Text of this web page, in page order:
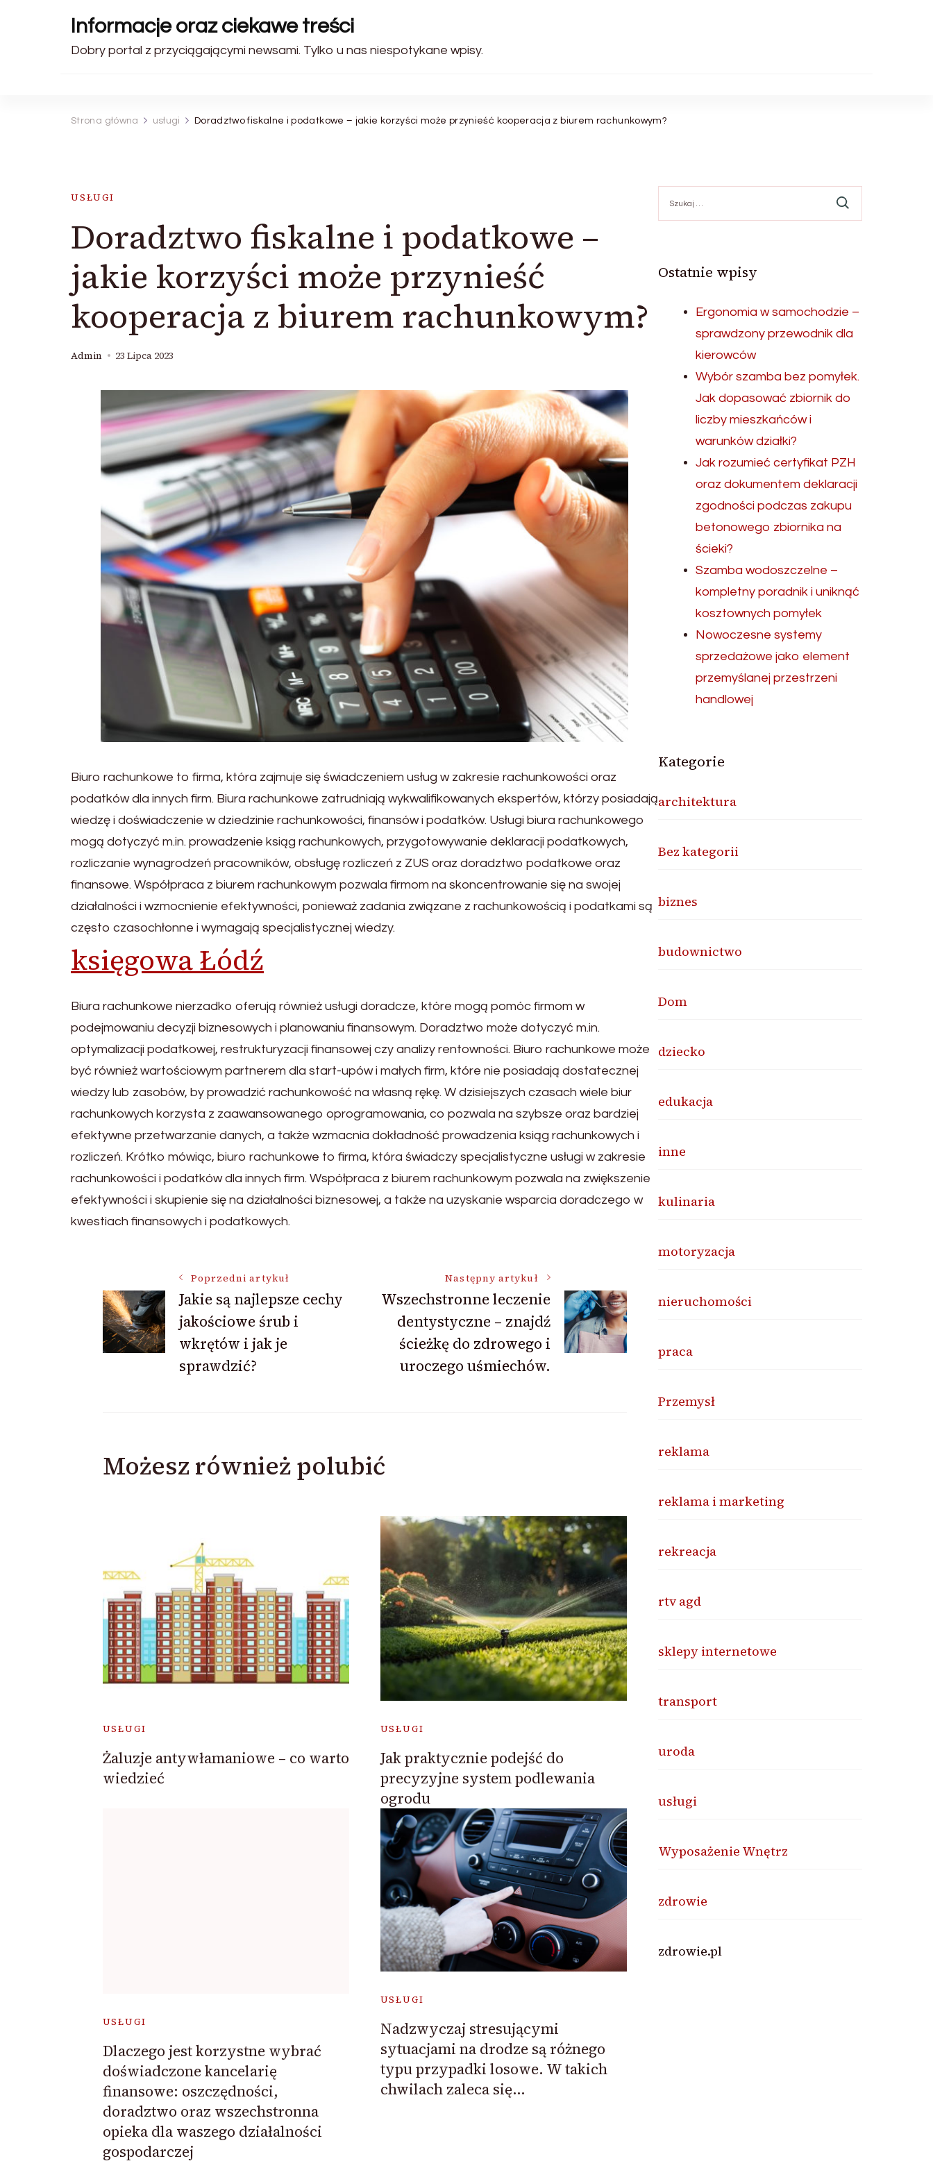
Informacje oraz ciekawe treści
Dobry portal z przyciągającymi newsami. Tylko u nas niespotykane wpisy.
Strona główna usługi Doradztwo fiskalne i podatkowe – jakie korzyści może przynieść kooperacja z biurem rachunkowym?
USŁUGI
Doradztwo fiskalne i podatkowe –
jakie korzyści może przynieść
kooperacja z biurem rachunkowym?
Admin 23 Lipca 2023
Biuro rachunkowe to firma, która zajmuje się świadczeniem usług w zakresie rachunkowości oraz
podatków dla innych firm. Biura rachunkowe zatrudniają wykwalifikowanych ekspertów, którzy posiadają
wiedzę i doświadczenie w dziedzinie rachunkowości, finansów i podatków. Usługi biura rachunkowego
mogą dotyczyć m.in. prowadzenie ksiąg rachunkowych, przygotowywanie deklaracji podatkowych,
rozliczanie wynagrodzeń pracowników, obsługę rozliczeń z ZUS oraz doradztwo podatkowe oraz
finansowe. Współpraca z biurem rachunkowym pozwala firmom na skoncentrowanie się na swojej
działalności i wzmocnienie efektywności, ponieważ zadania związane z rachunkowością i podatkami są
często czasochłonne i wymagają specjalistycznej wiedzy.
księgowa Łódź
Biura rachunkowe nierzadko oferują również usługi doradcze, które mogą pomóc firmom w
podejmowaniu decyzji biznesowych i planowaniu finansowym. Doradztwo może dotyczyć m.in.
optymalizacji podatkowej, restrukturyzacji finansowej czy analizy rentowności. Biuro rachunkowe może
być również wartościowym partnerem dla start-upów i małych firm, które nie posiadają dostatecznej
wiedzy lub zasobów, by prowadzić rachunkowość na własną rękę. W dzisiejszych czasach wiele biur
rachunkowych korzysta z zaawansowanego oprogramowania, co pozwala na szybsze oraz bardziej
efektywne przetwarzanie danych, a także wzmacnia dokładność prowadzenia ksiąg rachunkowych i
rozliczeń. Krótko mówiąc, biuro rachunkowe to firma, która świadczy specjalistyczne usługi w zakresie
rachunkowości i podatków dla innych firm. Współpraca z biurem rachunkowym pozwala na zwiększenie
efektywności i skupienie się na działalności biznesowej, a także na uzyskanie wsparcia doradczego w
kwestiach finansowych i podatkowych.
Nawigacja
wpisu
Poprzedni artykuł
Jakie są najlepsze cechy
jakościowe śrub i
wkrętów i jak je
sprawdzić?
Następny artykuł
Wszechstronne leczenie
dentystyczne – znajdź
ścieżkę do zdrowego i
uroczego uśmiechów.
Możesz również polubić
USŁUGI
Żaluzje antywłamaniowe – co warto
wiedzieć
USŁUGI
Jak praktycznie podejść do
precyzyjne system podlewania
ogrodu
USŁUGI
Dlaczego jest korzystne wybrać
doświadczone kancelarię
finansowe: oszczędności,
doradztwo oraz wszechstronna
opieka dla waszego działalności
gospodarczej
USŁUGI
Nadzwyczaj stresującymi
sytuacjami na drodze są różnego
typu przypadki losowe. W takich
chwilach zaleca się…
Ostatnie wpisy
Ergonomia w samochodzie –
sprawdzony przewodnik dla
kierowców
Wybór szamba bez pomyłek.
Jak dopasować zbiornik do
liczby mieszkańców i
warunków działki?
Jak rozumieć certyfikat PZH
oraz dokumentem deklaracji
zgodności podczas zakupu
betonowego zbiornika na
ścieki?
Szamba wodoszczelne –
kompletny poradnik i uniknąć
kosztownych pomyłek
Nowoczesne systemy
sprzedażowe jako element
przemyślanej przestrzeni
handlowej
Kategorie
architektura
Bez kategorii
biznes
budownictwo
Dom
dziecko
edukacja
inne
kulinaria
motoryzacja
nieruchomości
praca
Przemysł
reklama
reklama i marketing
rekreacja
rtv agd
sklepy internetowe
transport
uroda
usługi
Wyposażenie Wnętrz
zdrowie
zdrowie.pl